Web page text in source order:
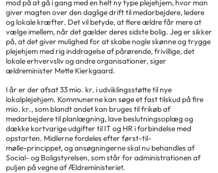
mod på at gå i gang med en helt ny type plejehjem, hvor man
giver magten over den daglige drift til medarbejdere, ledere
og lokale kræfter. Det vil betyde, at flere ældre får mere at
vælge imellem, når det gælder deres sidste bolig. Jeg er sikker
på, at det giver mulighed for at skabe nogle skønne og trygge
plejehjem med rig inddragelse af pårørende, frivillige, det
lokale erhvervsliv og andre organisationer, siger
ældreminister Mette Kierkgaard.
I år er der afsat 33 mio. kr. i udviklingsstøtte til nye
lokalplejehjem. Kommunerne kan søge et fast tilskud på fire
mio. kr., som blandt andet kan bruges til frikøb af
medarbejdere til planlægning, lave beslutningsoplæg og
dække kortvarige udgifter til IT og HR i forbindelse med
opstarten. Midlerne fordeles efter først-til-
mølle-princippet, og ansøgningerne skal nu behandles af
Social- og Boligstyrelsen, som står for administrationen af
puljen på vegne af Ældreministeriet.